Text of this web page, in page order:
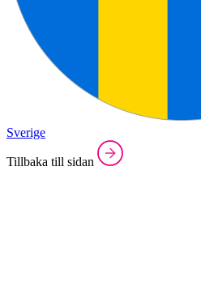
Sverige
Tillbaka till sidan